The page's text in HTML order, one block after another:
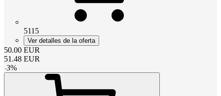
5115
Ver detalles de la oferta
50.00 EUR
51.48 EUR
-3%